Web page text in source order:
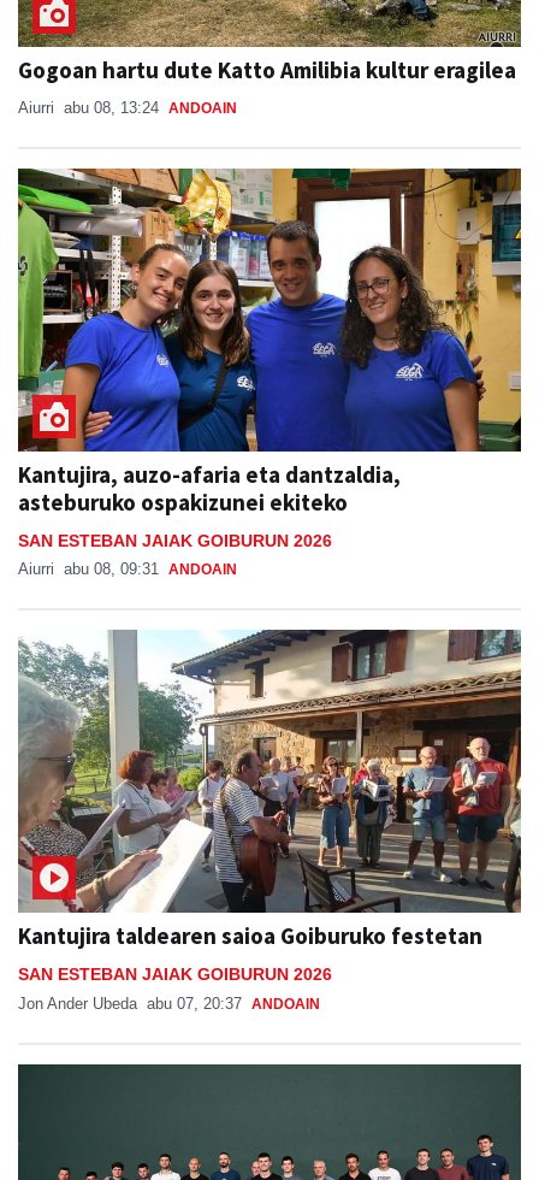
Gogoan hartu dute Katto Amilibia kultur eragilea
Aiurri abu 08, 13:24 ANDOAIN
Kantujira, auzo-afaria eta dantzaldia,
asteburuko ospakizunei ekiteko
SAN ESTEBAN JAIAK GOIBURUN 2026
Aiurri abu 08, 09:31 ANDOAIN
Kantujira taldearen saioa Goiburuko festetan
SAN ESTEBAN JAIAK GOIBURUN 2026
Jon Ander Ubeda abu 07, 20:37 ANDOAIN